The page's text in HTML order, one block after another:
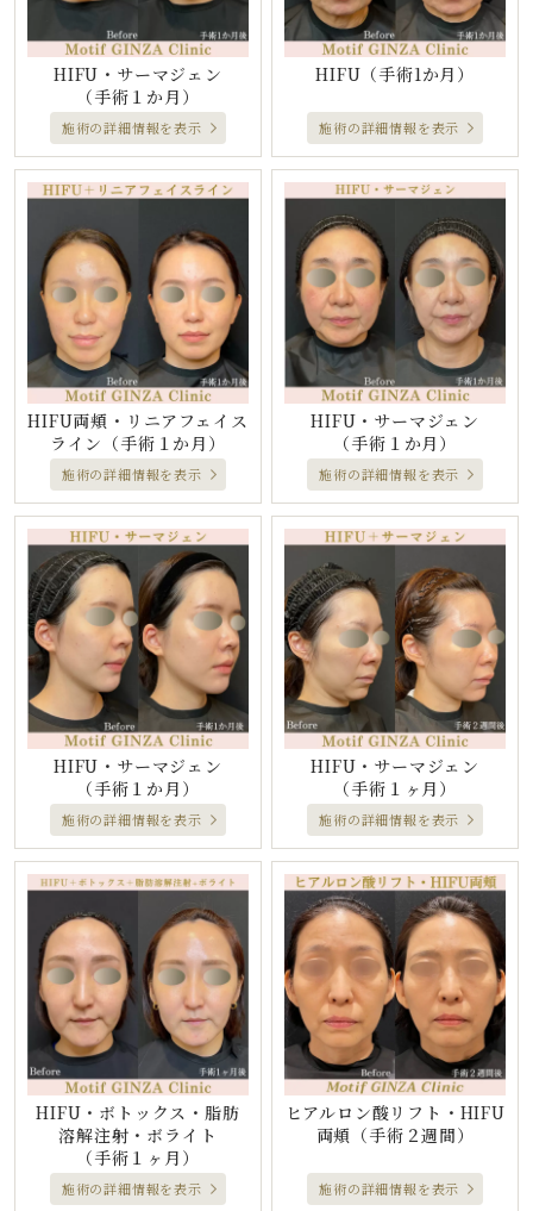
HIFU・サーマジェン
（手術１か月）
施術の詳細情報を表示
HIFU （手術1か月）
施術の詳細情報を表示
HIFU両頬・リニアフェイス
ライン （手術１か月）
施術の詳細情報を表示
HIFU・サーマジェン
（手術１か月）
施術の詳細情報を表示
HIFU・サーマジェン
（手術１か月）
施術の詳細情報を表示
HIFU・サーマジェン
（手術１ヶ月）
施術の詳細情報を表示
HIFU・ボトックス・脂肪
溶解注射・ボライト
（手術１ヶ月）
施術の詳細情報を表示
ヒアルロン酸リフト・HIFU
両頬 （手術２週間）
施術の詳細情報を表示